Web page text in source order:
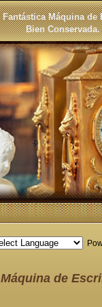
Fantástica Máquina
Bien
Máquina de